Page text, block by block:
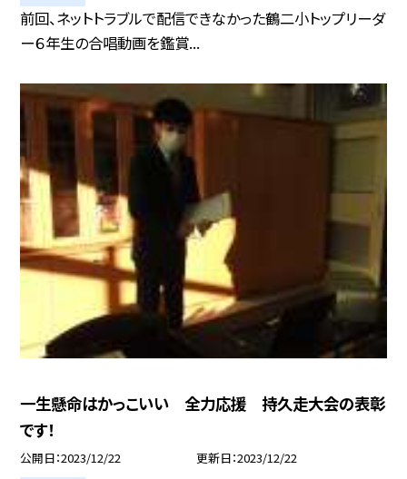
前回、ネットトラブルで配信できなかった鶴二小トップリーダ
ー６年生の合唱動画を鑑賞...
一生懸命はかっこいい 全力応援 持久走大会の表彰
です！
公開日 2023/12/22 更新日 2023/12/22